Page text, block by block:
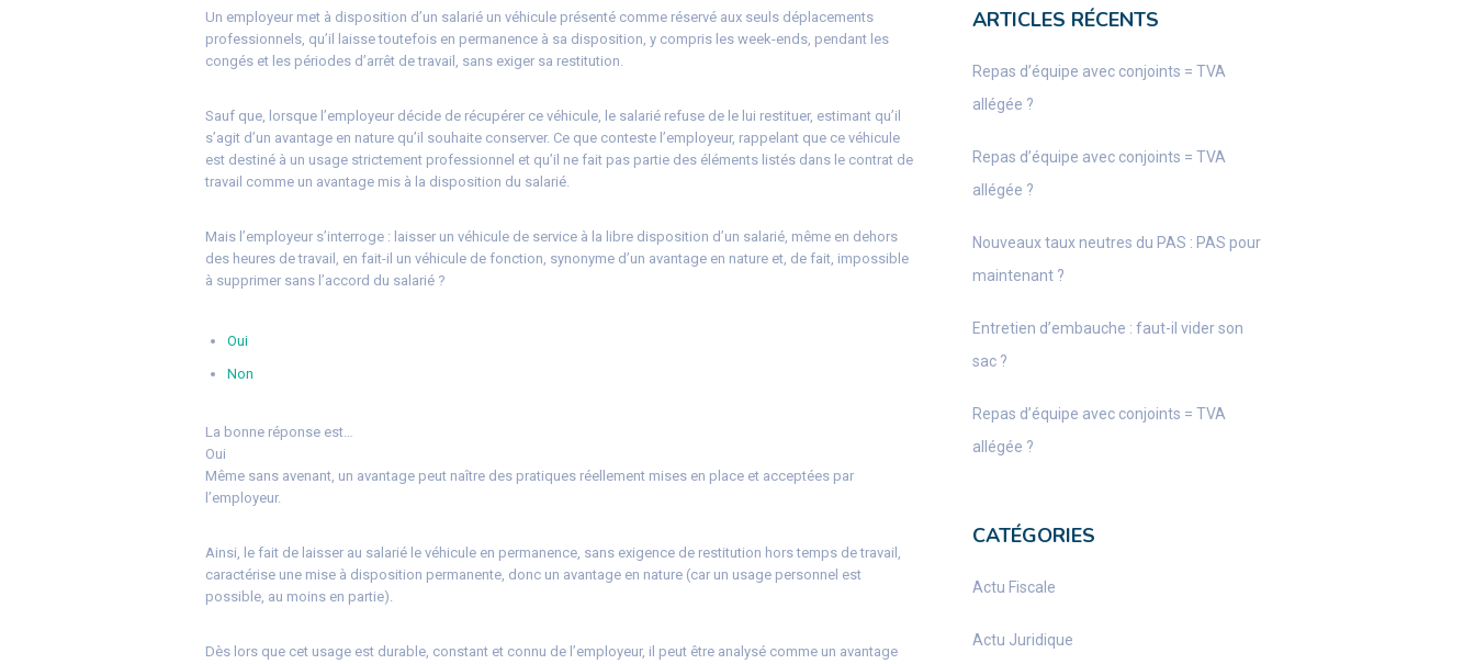
Un employeur met à disposition d’un salarié un véhicule présenté comme réservé aux seuls déplacements
professionnels, qu’il laisse toutefois en permanence à sa disposition, y compris les week-ends, pendant les
congés et les périodes d’arrêt de travail, sans exiger sa restitution.
Sauf que, lorsque l’employeur décide de récupérer ce véhicule, le salarié refuse de le lui restituer, estimant qu’il
s’agit d’un avantage en nature qu’il souhaite conserver. Ce que conteste l’employeur, rappelant que ce véhicule
est destiné à un usage strictement professionnel et qu’il ne fait pas partie des éléments listés dans le contrat de
travail comme un avantage mis à la disposition du salarié.
Mais l’employeur s’interroge : laisser un véhicule de service à la libre disposition d’un salarié, même en dehors
des heures de travail, en fait-il un véhicule de fonction, synonyme d’un avantage en nature et, de fait, impossible
à supprimer sans l’accord du salarié ?
Oui
Non
La bonne réponse est…
Oui
Même sans avenant, un avantage peut naître des pratiques réellement mises en place et acceptées par
l’employeur.
Ainsi, le fait de laisser au salarié le véhicule en permanence, sans exigence de restitution hors temps de travail,
caractérise une mise à disposition permanente, donc un avantage en nature (car un usage personnel est
possible, au moins en partie).
Dès lors que cet usage est durable, constant et connu de l’employeur, il peut être analysé comme un avantage
ARTICLES RÉCENTS
Repas d’équipe avec conjoints = TVA
allégée ?
Repas d’équipe avec conjoints = TVA
allégée ?
Nouveaux taux neutres du PAS : PAS pour
maintenant ?
Entretien d’embauche : faut-il vider son
sac ?
Repas d’équipe avec conjoints = TVA
allégée ?
CATÉGORIES
Actu Fiscale
Actu Juridique